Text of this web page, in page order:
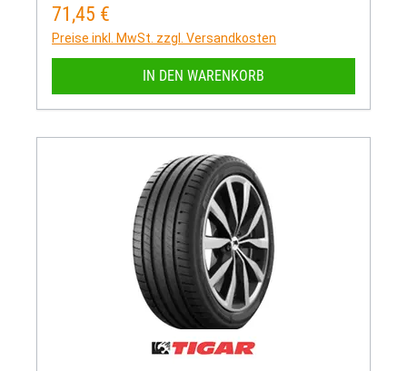
Regulärer Preis:
71,45 €
Preise inkl. MwSt. zzgl. Versandkosten
IN DEN WARENKORB